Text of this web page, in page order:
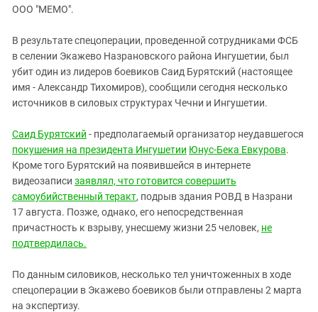
ИНАКОМЫСЛИЕ В ЧЕЧНЕ
ПРЕСЛЕДОВАНИЕ АКТИВИСТОВ
МОБИЛИЗАЦИЯ И ПРОТЕСТЫ
Дагестан
Кабардино-Балкария
Калмыкия
Карачаево-Черкесия
Российская Федерация
Ростовская область
Северная Осетия - Алания
СКФО
Чечня
Южная Осетия
ООО "МЕМО".
В результате спецоперации, проведенной сотрудниками ФСБ
в селении Экажево Назрановского района Ингушетии, был
убит один из лидеров боевиков Саид Бурятский (настоящее
имя - Александр Тихомиров), сообщили сегодня несколько
источников в силовых структурах Чечни и Ингушетии.
Саид Бурятский - предполагаемый организатор неудавшегося
покушения на президента Ингушетии Юнус-Бека Евкурова.
Кроме того Бурятский на появившейся в интернете
видеозаписи заявлял, что готовится совершить
самоубийственный теракт, подрыв здания РОВД в Назрани
17 августа. Позже, однако, его непосредственная
причастность к взрыву, унесшему жизни 25 человек, не
подтвердилась.
По данным силовиков, несколько тел уничтоженных в ходе
спецоперации в Экажево боевиков были отправлены 2 марта
на экспертизу.